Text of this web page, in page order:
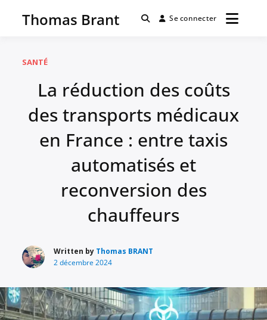
Thomas Brant Se connecter
SANTÉ
La réduction des coûts
des transports médicaux
en France : entre taxis
automatisés et
reconversion des
chauffeurs
Written by Thomas BRANT
2 décembre 2024